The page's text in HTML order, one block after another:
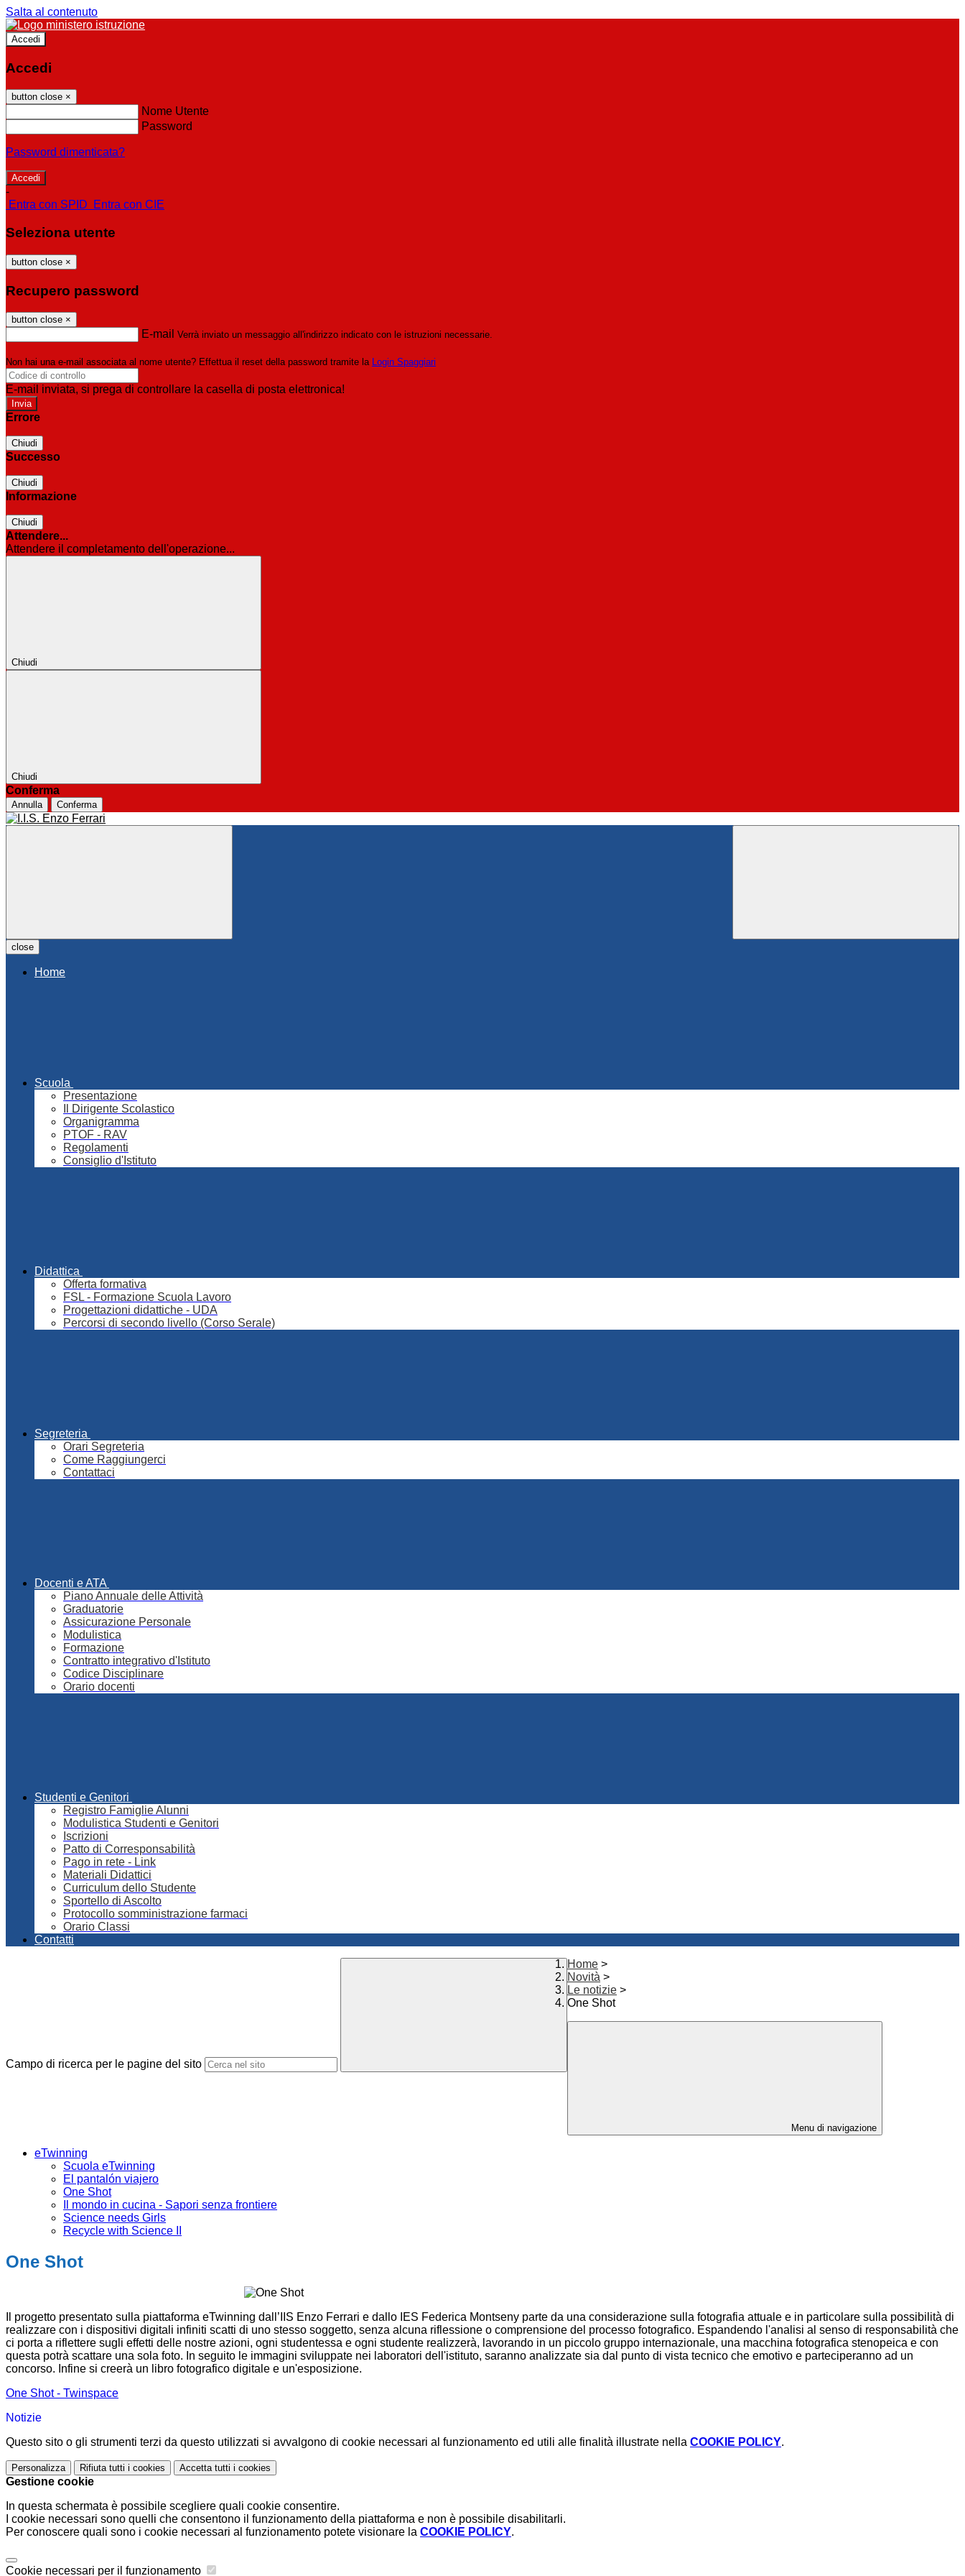
Salta al contenuto
Accedi
Accedi
button close ×
Nome Utente
Password
Password dimenticata?
-
Entra con SPID
Entra con CIE
Seleziona utente
button close ×
Recupero password
button close ×
E-mail Verrà inviato un messaggio all'indirizzo indicato con le istruzioni necessarie.
Non hai una e-mail associata al nome utente? Effettua il reset della password tramite la Login Spaggiari
E-mail inviata, si prega di controllare la casella di posta elettronica!
Errore
Chiudi
Successo
Chiudi
Informazione
Chiudi
Attendere...
Attendere il completamento dell'operazione...
Chiudi
Chiudi
Conferma
Annulla Conferma
close
Home
Scuola
Presentazione
Il Dirigente Scolastico
Organigramma
PTOF - RAV
Regolamenti
Consiglio d'Istituto
Didattica
Offerta formativa
FSL - Formazione Scuola Lavoro
Progettazioni didattiche - UDA
Percorsi di secondo livello (Corso Serale)
Segreteria
Orari Segreteria
Come Raggiungerci
Contattaci
Docenti e ATA
Piano Annuale delle Attività
Graduatorie
Assicurazione Personale
Modulistica
Formazione
Contratto integrativo d'Istituto
Codice Disciplinare
Orario docenti
Studenti e Genitori
Registro Famiglie Alunni
Modulistica Studenti e Genitori
Iscrizioni
Patto di Corresponsabilità
Pago in rete - Link
Materiali Didattici
Curriculum dello Studente
Sportello di Ascolto
Protocollo somministrazione farmaci
Orario Classi
Contatti
Campo di ricerca per le pagine del sito
Home >
Novità >
Le notizie >
One Shot
Menu di navigazione
eTwinning
Scuola eTwinning
El pantalón viajero
One Shot
Il mondo in cucina - Sapori senza frontiere
Science needs Girls
Recycle with Science II
One Shot
Il progetto presentato sulla piattaforma eTwinning dall’IIS Enzo Ferrari e dallo IES Federica Montseny parte da una considerazione sulla fotografia attuale e in particolare sulla possibilità di
realizzare con i dispositivi digitali infiniti scatti di uno stesso soggetto, senza alcuna riflessione o comprensione del processo fotografico. Espandendo l'analisi al senso di responsabilità che
ci porta a riflettere sugli effetti delle nostre azioni, ogni studentessa e ogni studente realizzerà, lavorando in un piccolo gruppo internazionale, una macchina fotografica stenopeica e con
questa potrà scattare una sola foto. In seguito le immagini sviluppate nei laboratori dell'istituto, saranno analizzate sia dal punto di vista tecnico che emotivo e parteciperanno ad un
concorso. Infine si creerà un libro fotografico digitale e un'esposizione.
One Shot - Twinspace
Notizie
Questo sito o gli strumenti terzi da questo utilizzati si avvalgono di cookie necessari al funzionamento ed utili alle finalità illustrate nella COOKIE POLICY.
Personalizza Rifiuta tutti i cookies Accetta tutti i cookies
Gestione cookie
In questa schermata è possibile scegliere quali cookie consentire.
I cookie necessari sono quelli che consentono il funzionamento della piattaforma e non è possibile disabilitarli.
Per conoscere quali sono i cookie necessari al funzionamento potete visionare la COOKIE POLICY.
Cookie necessari per il funzionamento